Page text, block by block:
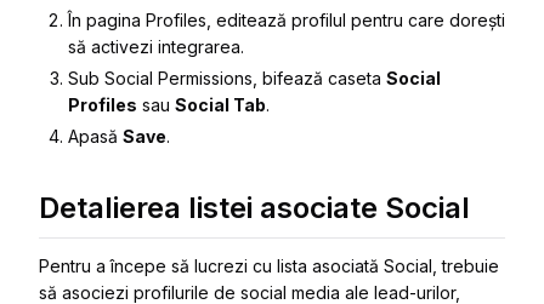
În pagina Profiles , editează profilul pentru care dorești
să activezi integrarea.
Sub Social Permissions , bifează caseta Social
Profiles sau Social Tab.
Apasă Save.
Detalierea listei asociate Social
Pentru a începe să lucrezi cu lista asociată Social, trebuie
să asociezi profilurile de social media ale lead-urilor,